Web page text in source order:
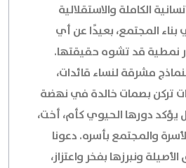
الكاملة والاستقلالية
المجتمع، بعيدًا عن أي
نمطية قد تشوه حقيقتها.
مشرقة لنساء قائدات،
تركن بصمات خالدة في نهضة
يؤكد دورها الحيوي كأم، أخت،
والمجتمع بأسره. دعونا
ونبرزها بفخر واعتزاز،